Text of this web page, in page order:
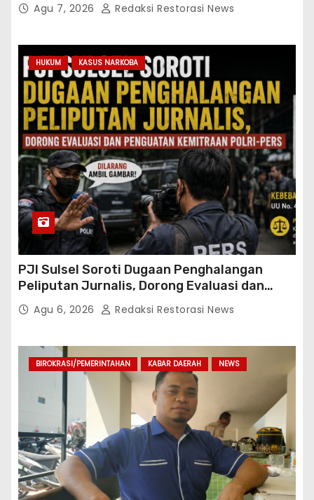
Agu 7, 2026 Redaksi Restorasi News
HUKUM KASUS NARKOBA
PJI Sulsel Soroti Dugaan Penghalangan
Peliputan Jurnalis, Dorong Evaluasi dan
Penguatan Kemitraan Polri-Pers
Agu 6, 2026 Redaksi Restorasi News
BIROKRASI/PEMERINTAHAN KABAR DAERAH NEWS